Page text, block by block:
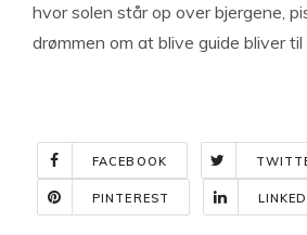
hvor solen står op over bjergene,
drømmen om at blive guide bliver til
FACEBOOK
PINTEREST